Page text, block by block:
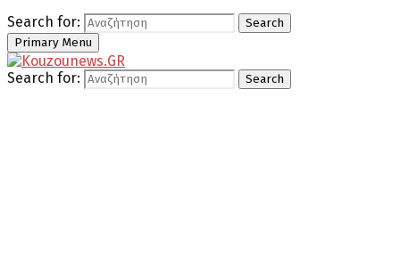
Search for:
Search
Primary Menu
Search for: Search